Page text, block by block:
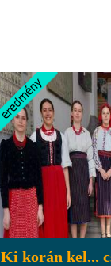
Ki korán kel...